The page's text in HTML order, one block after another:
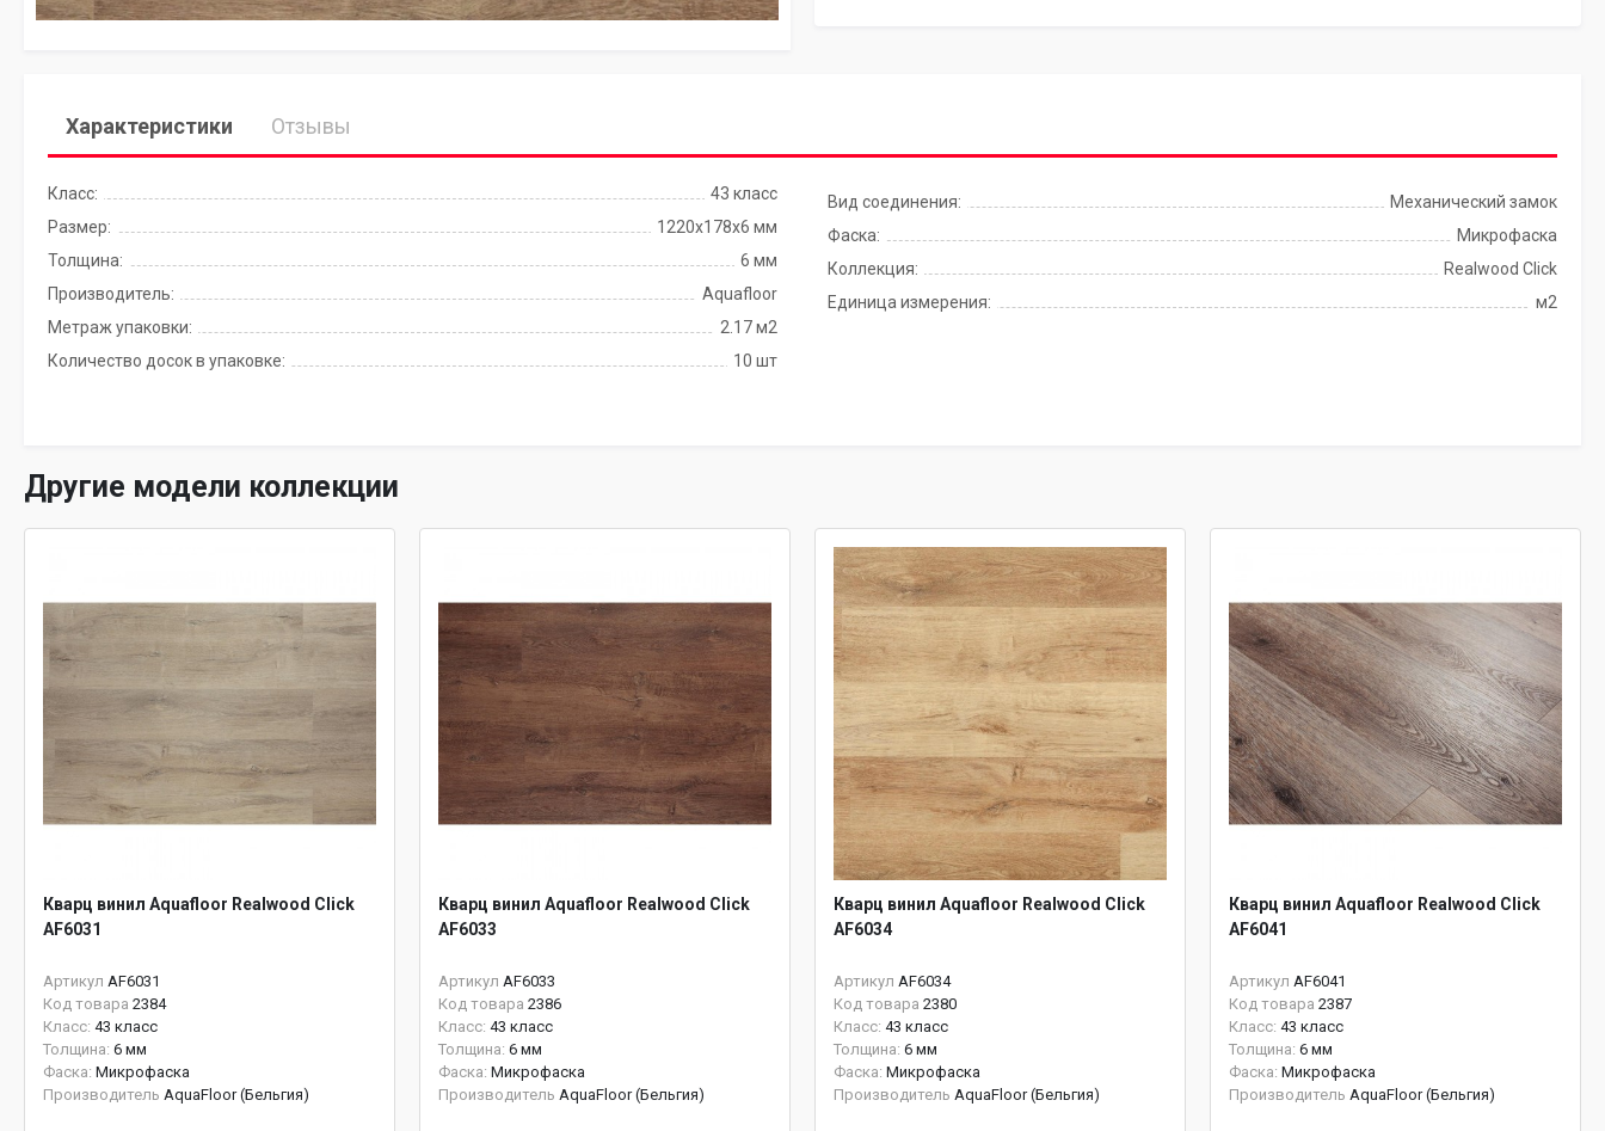
Характеристики Отзывы
Класс:
43 класс
Размер:
1220x178x6 мм
Толщина:
6 мм
Производитель:
Aquafloor
Метраж упаковки:
2.17 м2
Количество досок в упаковке:
10 шт
Вид соединения:
Механический замок
Фаска:
Микрофаска
Коллекция:
Realwood Click
Единица измерения:
м2
Другие модели коллекции
Кварц винил Aquafloor Realwood Click
AF6031
Артикул AF6031
Код товара 2384
Класс: 43 класс
Толщина: 6 мм
Фаска: Микрофаска
Производитель AquaFloor (Бельгия)
Кварц винил Aquafloor Realwood Click
AF6033
Артикул AF6033
Код товара 2386
Класс: 43 класс
Толщина: 6 мм
Фаска: Микрофаска
Производитель AquaFloor (Бельгия)
Кварц винил Aquafloor Realwood Click
AF6034
Артикул AF6034
Код товара 2380
Класс: 43 класс
Толщина: 6 мм
Фаска: Микрофаска
Производитель AquaFloor (Бельгия)
Кварц винил Aquafloor Realwood Click
AF6041
Артикул AF6041
Код товара 2387
Класс: 43 класс
Толщина: 6 мм
Фаска: Микрофаска
Производитель AquaFloor (Бельгия)